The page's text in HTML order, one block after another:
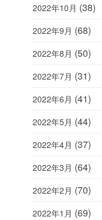
2022年10月 (38)
2022年9月 (68)
2022年8月 (50)
2022年7月 (31)
2022年6月 (41)
2022年5月 (44)
2022年4月 (37)
2022年3月 (64)
2022年2月 (70)
2022年1月 (69)